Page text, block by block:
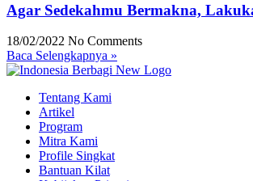
Agar Sedekahmu Bermakna,
18/02/2022 No Comments
Baca Selengkapnya »
Tentang Kami
Artikel
Program
Mitra Kami
Profile Singkat
Bantuan Kilat